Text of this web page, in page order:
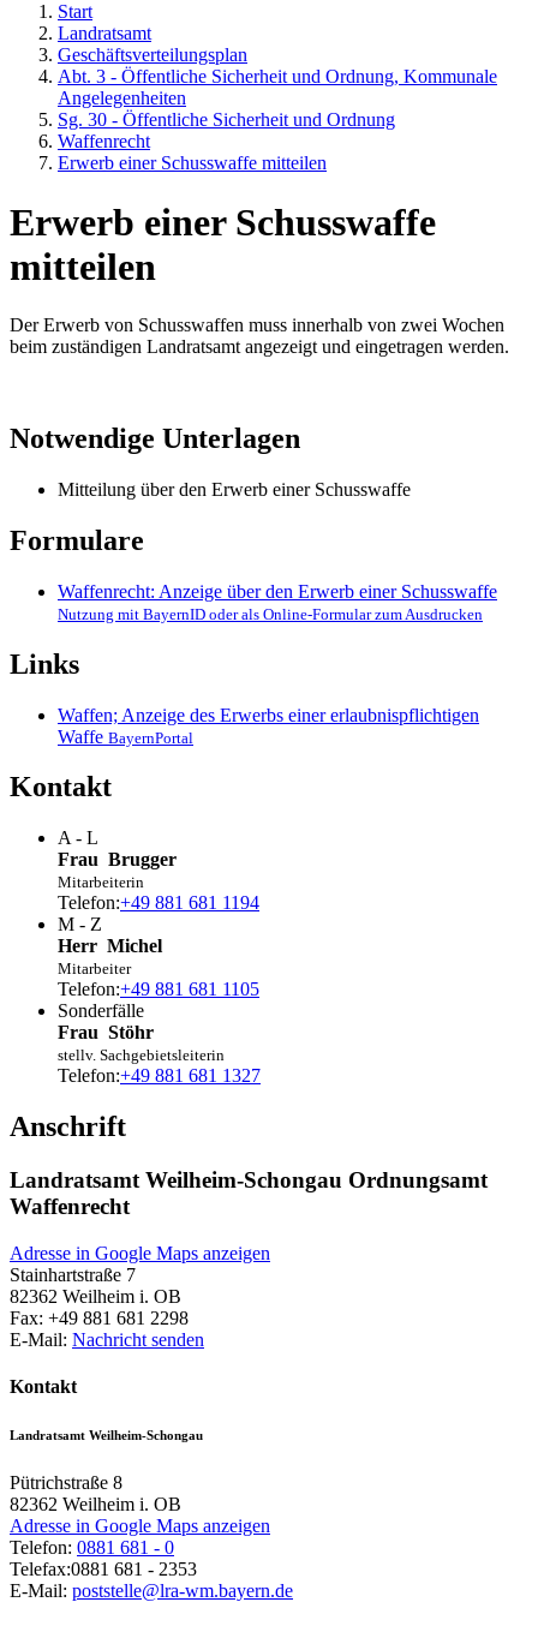
Start
Landratsamt
Geschäftsverteilungsplan
Abt. 3 - Öffentliche Sicherheit und Ordnung, Kommunale
Angelegenheiten
Sg. 30 - Öffentliche Sicherheit und Ordnung
Waffenrecht
Erwerb einer Schusswaffe mitteilen
Erwerb einer Schusswaffe
mitteilen
Der Erwerb von Schusswaffen muss innerhalb von zwei Wochen
beim zuständigen Landratsamt angezeigt und eingetragen werden.
Notwendige Unterlagen
Mitteilung über den Erwerb einer Schusswaffe
Formulare
Waffenrecht: Anzeige über den Erwerb einer Schusswaffe
Nutzung mit BayernID oder als Online-Formular zum Ausdrucken
Links
Waffen; Anzeige des Erwerbs einer erlaubnispflichtigen
Waffe BayernPortal
Kontakt
A - L
Frau Brugger
Mitarbeiterin
Telefon:+49 881 681 1194
M - Z
Herr Michel
Mitarbeiter
Telefon:+49 881 681 1105
Sonderfälle
Frau Stöhr
stellv. Sachgebietsleiterin
Telefon:+49 881 681 1327
Anschrift
Landratsamt Weilheim-Schongau Ordnungsamt
Waffenrecht
Adresse in Google Maps anzeigen
Stainhartstraße 7
82362 Weilheim i. OB
Fax: +49 881 681 2298
E-Mail: Nachricht senden
Kontakt
Landratsamt Weilheim-Schongau
Pütrichstraße 8
82362 Weilheim i. OB
Adresse in Google Maps anzeigen
Telefon: 0881 681 - 0
Telefax:0881 681 - 2353
E-Mail: poststelle@lra-wm.bayern.de